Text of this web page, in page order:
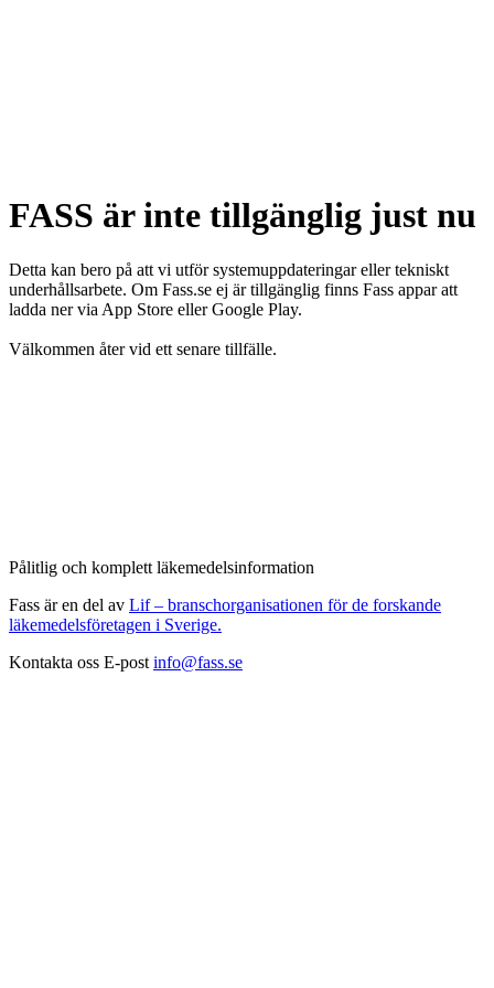
FASS är inte tillgänglig just nu
Detta kan bero på att vi utför systemuppdateringar eller tekniskt
underhållsarbete. Om Fass.se ej är tillgänglig finns Fass appar att
ladda ner via App Store eller Google Play.
Välkommen åter vid ett senare tillfälle.
Pålitlig och komplett läkemedelsinformation
Fass är en del av Lif – branschorganisationen för de forskande
läkemedelsföretagen i Sverige.
Kontakta oss E-post info@fass.se